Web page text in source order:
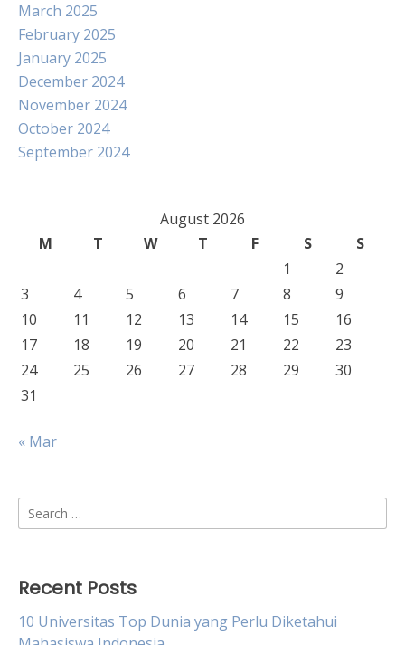
March 2025
February 2025
January 2025
December 2024
November 2024
October 2024
September 2024
August 2026
M
T W T F S
S
1
2
3
4 5 6 7 8
9
10
11 12 13 14 15
16
17
18 19 20 21 22
23
24
25 26 27 28 29
30
31
« Mar
Search
for:
Recent Posts
10 Universitas Top Dunia yang Perlu Diketahui